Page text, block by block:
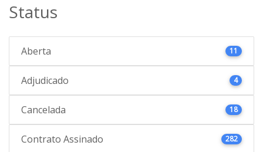
Status
Aberta 11
Adjudicado 4
Cancelada 18
Contrato Assinado 282